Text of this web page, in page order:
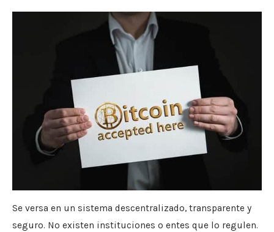
Se versa en un sistema descentralizado, transparente y
seguro. No existen instituciones o entes que lo regulen.